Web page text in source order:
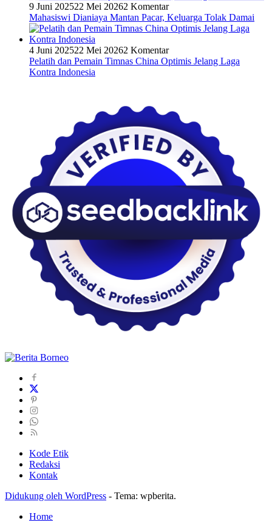
9 Juni 202522 Mei 20262 Komentar
Mahasiswi Dianiaya Mantan Pacar, Keluarga Tolak Damai
4 Juni 202522 Mei 20262 Komentar
Pelatih dan Pemain Timnas China Optimis Jelang Laga
Kontra Indonesia
Kode Etik
Redaksi
Kontak
Didukung oleh WordPress - Tema: wpberita.
Home